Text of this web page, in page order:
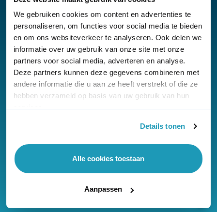
We gebruiken cookies om content en advertenties te
personaliseren, om functies voor social media te bieden
en om ons websiteverkeer te analyseren. Ook delen we
informatie over uw gebruik van onze site met onze
partners voor social media, adverteren en analyse.
Deze partners kunnen deze gegevens combineren met
andere informatie die u aan ze heeft verstrekt of die ze
hebben verzameld op basis van uw gebruik van hun
Details tonen
Alle cookies toestaan
Aanpassen
Nieuwsbrief
Klantenservice